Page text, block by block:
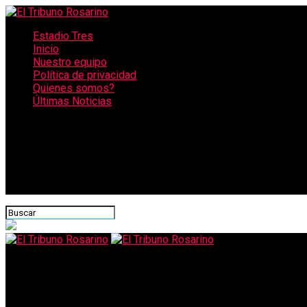
Estadio Tres
Inicio
Nuestro equipo
Política de privacidad
Quienes somos?
Últimas Noticias